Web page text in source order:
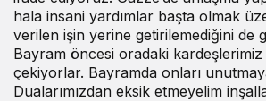
hala insani yardımlar başta olmak
verilen işin yerine getirilemediğini de
Bayram öncesi oradaki kardeşlerimiz
çekiyorlar. Bayramda onları
Dualarımızdan eksik etmeyelim